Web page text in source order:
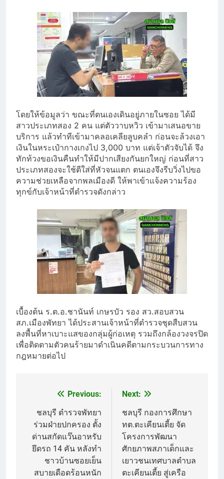
โดยให้ข้อมูลว่า ขณะที่ตนเองเดินอยู่ภายในซอย ได้มี
สาวประเภทสอง 2 คน แต่ตัววาบหวิว เข้ามาเสนอขาย
บริการ แล้วทำทีเข้ามาคลอเคลียลูบคลำ ก่อนจะล้วงเอา
เงินในหระเป๋ากางเกงไป 3,000 บาท แต่เจ้าตัวจับได้ จึง
ทักท้วงขอเงินคืนทำให้มีปากเสียงกันยกใหญ่ ก่อนที่สาว
ประเภทสองจะใช้ตีใส่ที่หัวจนแตก ตนเองจึงรีบวิ่งไปขอ
ความช่วยเหลือจากพลเมืองดี ให้พาเข้าแจ้งความร้อง
ทุกข์กับเจ้าหน้าที่ตำรวจดังกล่าว
เบื้องต้น ร.ต.อ.ชานันท์ เกษรบัว รอง สว.สอบสวน
สภ.เมืองพัทยา ได้ประสานเจ้าหน้าที่ตำรวจชุดสืบสวน
ลงพื้นที่หาเบาะแสของกลุ่มผู้ก่อเหตุ รวมถึงกล้องวงจรปิด
เพื่อติดตามตัวคนร้ายมาดำเนินคดีตามกระบวนการทาง
กฎหมายต่อไป
navigation
Previous:
ชลบุรี ตำรวจพัทยา
ร่วมฝ่ายปกครอง ตั้ง
ด่านสกัดแว๊นอาหรับ
ยึดรถ 14 คัน หลังทำ
ชาวบ้านซอยเย็น
สบายเดือดร้อนหนัก
Next:
ชลบุรี กองการศึกษา
ทต.ตะเคียนเตี้ย จัด
โครงการพัฒนา
ศักยภาพสภาเด็กและ
เยาวชนเทศบาลตำบล
ตะเคียนเตี้ย สู่เครือ